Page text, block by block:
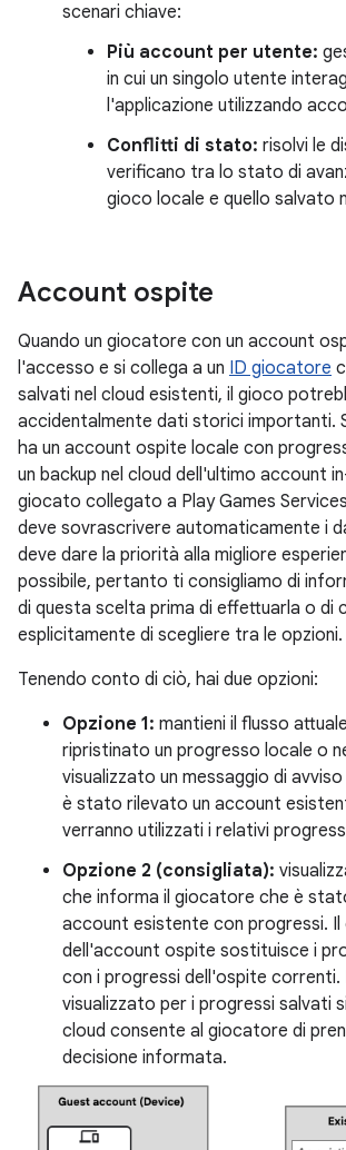
scenari chiave:
Più account per utente:
in cui un singolo utente
l'applicazione utilizzando
Conflitti di stato: risolvi le
verificano tra lo stato di
gioco locale e quello salvato
Account ospite
Quando un giocatore con un account
l'accesso e si collega a un ID giocatore
salvati nel cloud esistenti, il gioco
accidentalmente dati storici importanti.
ha un account ospite locale con
un backup nel cloud dell'ultimo account
giocato collegato a Play Games
deve sovrascrivere automaticamente i
deve dare la priorità alla migliore
possibile, pertanto ti consigliamo di
di questa scelta prima di effettuarla o di
esplicitamente di scegliere tra le opzioni.
Tenendo conto di ciò, hai due opzioni:
Opzione 1: mantieni il flusso
ripristinato un progresso locale o
visualizzato un messaggio di
è stato rilevato un account
verranno utilizzati i relativi
Opzione 2 (consigliata):
che informa il giocatore che è
account esistente con progressi. Il
dell'account ospite sostituisce i
con i progressi dell'ospite correnti.
visualizzato per i progressi salvati
cloud consente al giocatore di
decisione informata.